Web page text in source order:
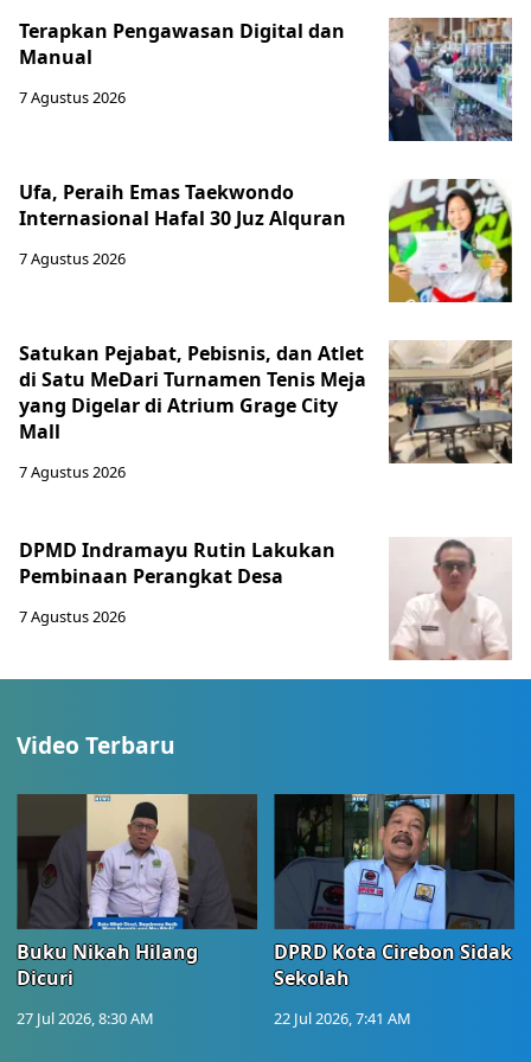
Terapkan Pengawasan Digital dan
Manual
7 Agustus 2026
Ufa, Peraih Emas Taekwondo
Internasional Hafal 30 Juz Alquran
7 Agustus 2026
Satukan Pejabat, Pebisnis, dan Atlet
di Satu MeDari Turnamen Tenis Meja
yang Digelar di Atrium Grage City
Mall
7 Agustus 2026
DPMD Indramayu Rutin Lakukan
Pembinaan Perangkat Desa
7 Agustus 2026
Video Terbaru
Buku Nikah Hilang
Dicuri
27 Jul 2026, 8:30 AM
DPRD Kota Cirebon Sidak
Sekolah
22 Jul 2026, 7:41 AM